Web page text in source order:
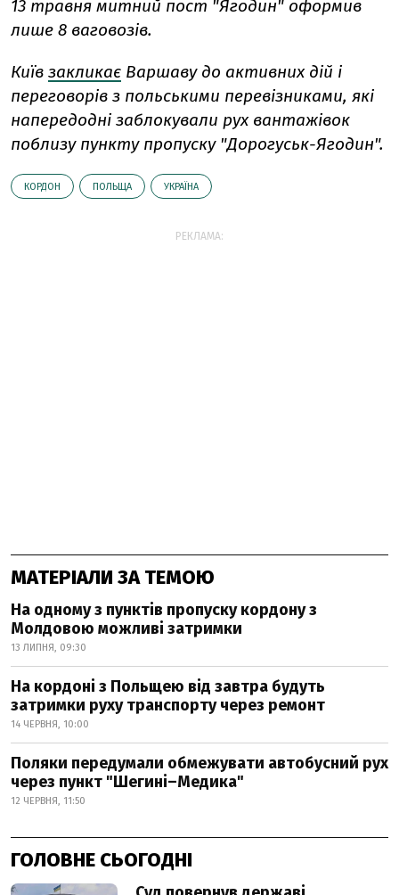
13 травня митний пост "Ягодин" оформив
лише 8 ваговозів.
Київ закликає Варшаву до активних дій і
переговорів з польськими перевізниками, які
напередодні заблокували рух вантажівок
поблизу пункту пропуску "Дорогуськ-Ягодин".
КОРДОН ПОЛЬЩА УКРАЇНА
РЕКЛАМА:
МАТЕРІАЛИ ЗА ТЕМОЮ
На одному з пунктів пропуску кордону з
Молдовою можливі затримки
13 ЛИПНЯ, 09:30
На кордоні з Польщею від завтра будуть
затримки руху транспорту через ремонт
14 ЧЕРВНЯ, 10:00
Поляки передумали обмежувати автобусний рух
через пункт "Шегині–Медика"
12 ЧЕРВНЯ, 11:50
ГОЛОВНЕ СЬОГОДНІ